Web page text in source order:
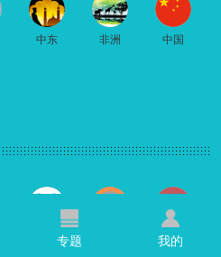
中东 非洲 中国
文化
专题 我的